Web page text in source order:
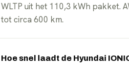
WLTP uit het 110,3 kWh pakket.
tot circa 600 km.
Hoe snel laadt de Hyundai